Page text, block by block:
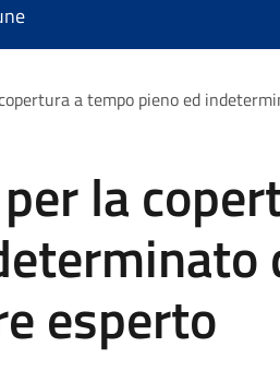
a tempo pieno ed
la
esperto